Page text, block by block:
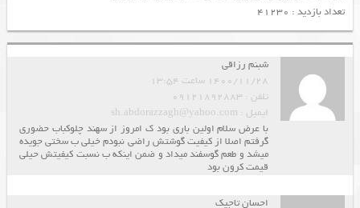
تعداد بازدید : 41230
شبنم رزاقی
1400/11/28 ساعت 13:54
تلفن : 09121892883
ایمیل : sh.abdorazzagh@yahoo.com
با عرض سلام اولین باری بود ک امروز از سهند چلوکباب حضوری
گرفتم اصلا از کیفیت گوشتش راضی نبودم خیلی ب سختی جویده
میشد و طعم گوسفند میداد و ضمن اینکه ب نسبت کیفیتش حیلی
قیمت کرون بود
احسان تاجیک